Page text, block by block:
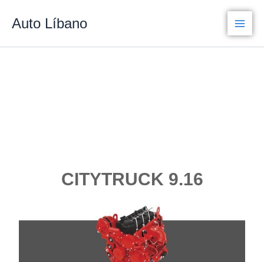
para
conteúdo
Auto Líbano
CITYTRUCK 9.16